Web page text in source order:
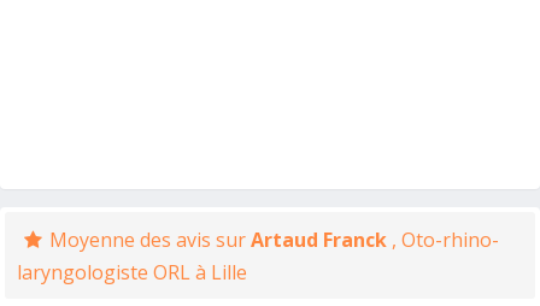
Moyenne des avis surArtaud Franck , Oto-rhino-
laryngologiste ORL à Lille